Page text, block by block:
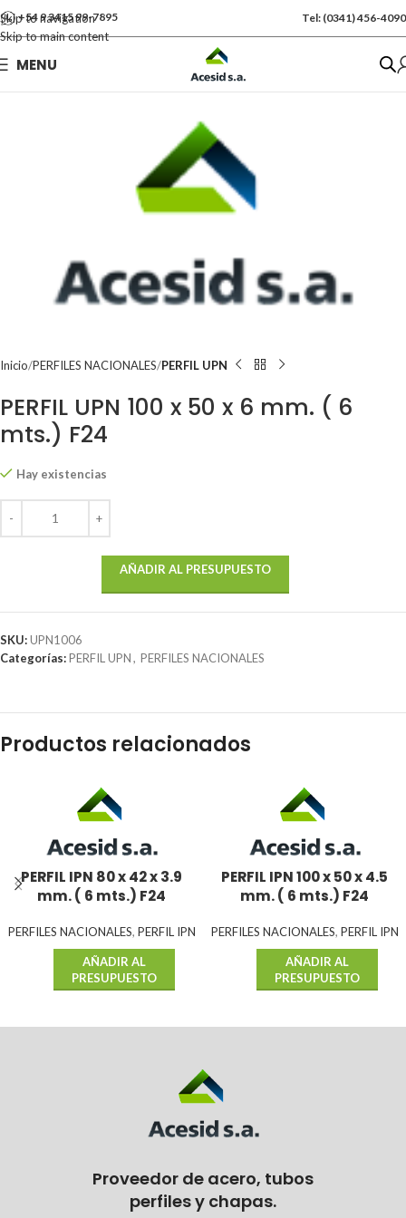
Skip to navigation
Skip to main content
+54 9 3415 99-7895 Tel: (0341) 456-4090
MENU
Inicio PERFILES NACIONALES PERFIL UPN
PERFIL UPN 100 x 50 x 6 mm. ( 6
mts.) F24
Se vende por Und
Hay existencias
AÑADIR AL PRESUPUESTO
SKU:UPN1006
Categorías:PERFIL UPN, PERFILES NACIONALES
Productos relacionados
PERFIL IPN 80 x 42 x 3.9
mm. ( 6 mts.) F24
PERFILES NACIONALES, PERFIL IPN
AÑADIR AL
PRESUPUESTO
PERFIL IPN 100 x 50 x 4.5
mm. ( 6 mts.) F24
PERFILES NACIONALES, PERFIL IPN
AÑADIR AL
PRESUPUESTO
Proveedor de acero, tubos
perfiles y chapas.